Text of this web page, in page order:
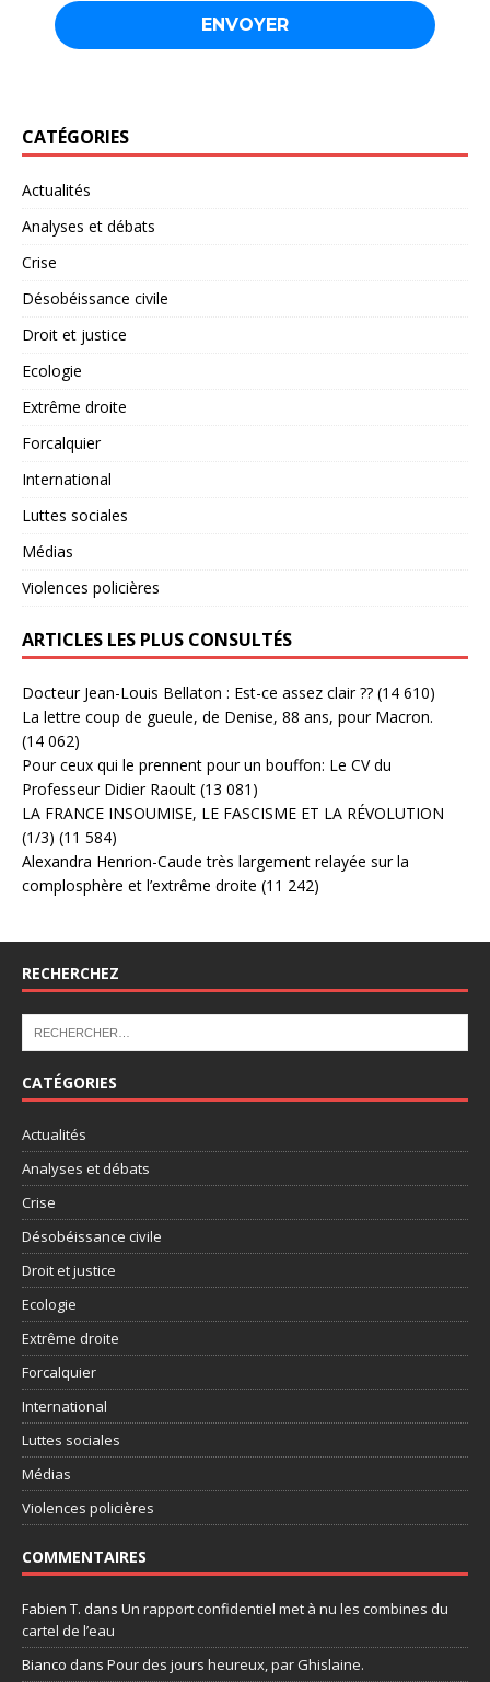
CATÉGORIES
Actualités
Analyses et débats
Crise
Désobéissance civile
Droit et justice
Ecologie
Extrême droite
Forcalquier
International
Luttes sociales
Médias
Violences policières
ARTICLES LES PLUS CONSULTÉS
Docteur Jean-Louis Bellaton : Est-ce assez clair ?? (14 610)
La lettre coup de gueule, de Denise, 88 ans, pour Macron.
(14 062)
Pour ceux qui le prennent pour un bouffon: Le CV du
Professeur Didier Raoult (13 081)
LA FRANCE INSOUMISE, LE FASCISME ET LA RÉVOLUTION
(1/3) (11 584)
Alexandra Henrion-Caude très largement relayée sur la
complosphère et l’extrême droite (11 242)
RECHERCHEZ
CATÉGORIES
Actualités
Analyses et débats
Crise
Désobéissance civile
Droit et justice
Ecologie
Extrême droite
Forcalquier
International
Luttes sociales
Médias
Violences policières
COMMENTAIRES
Fabien T. dans Un rapport confidentiel met à nu les combines du
cartel de l’eau
Bianco dans Pour des jours heureux, par Ghislaine.